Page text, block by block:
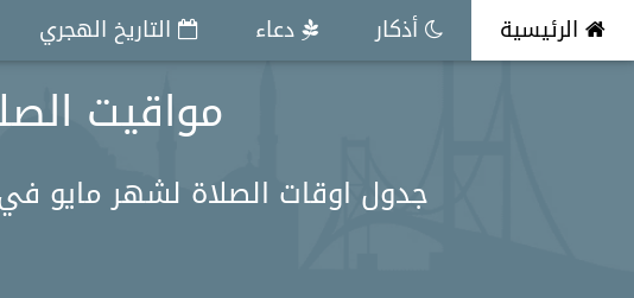
الرئيسية أذكار دعاء التاريخ الهجري
مواقيت الصلاة
جدول اوقات الصلاة لشهر مايو